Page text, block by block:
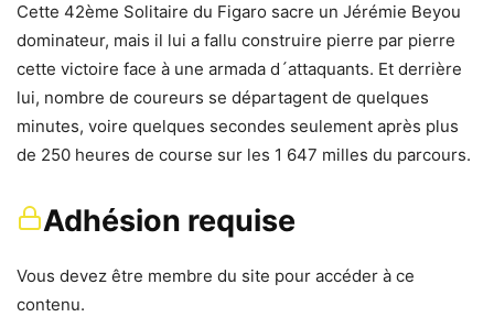
Cette 42ème Solitaire du Figaro sacre un Jérémie Beyou
dominateur, mais il lui a fallu construire pierre par pierre
cette victoire face à une armada d´attaquants. Et derrière
lui, nombre de coureurs se départagent de quelques
minutes, voire quelques secondes seulement après plus
de 250 heures de course sur les 1 647 milles du parcours.
Adhésion requise
Vous devez être membre du site pour accéder à ce
contenu.